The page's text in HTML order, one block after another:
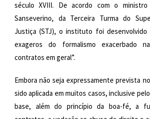
século XVIII. De acordo com o
Sanseverino, da Terceira Turma do
Justiça (STJ), o instituto foi desenvolvido
exageros do formalismo exacerbado
contratos em geral”.
Embora não seja expressamente prevista
sido aplicada em muitos casos, inclusive
base, além do princípio da boa-fé, a